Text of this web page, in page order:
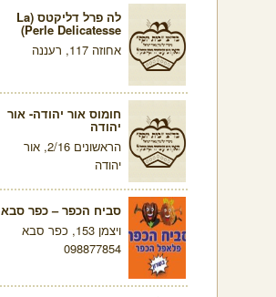
לה פרל דליקטס (La
Perle Delicatesse)
אחוזה 117, רעננה
חומוס אור יהודה- אור
יהודה
הראשונים 2/16, אור
יהודה
סביח הכפר – כפר סבא
ויצמן 153, כפר סבא
098877854